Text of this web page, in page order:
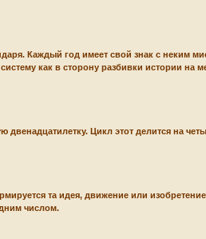
Каждый год имеет свой знак с неким
как в сторону разбивки истории на
Цикл этот делится на
та идея, движение или
числом.